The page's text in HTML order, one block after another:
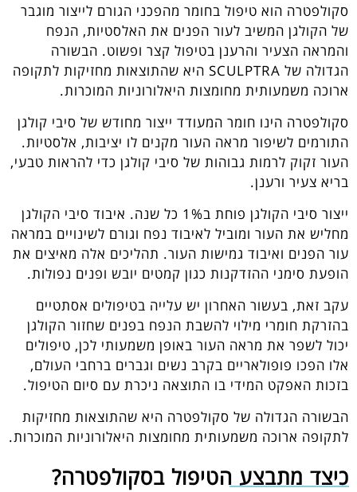
סקולפטרה הוא טיפול בחומר מהפכני הגורם לייצור מוגבר
של הקולגן המשיב לעור הפנים את האלסטיות, הנפח
והמראה הצעיר והרענן בטיפול קצר ופשוט. הבשורה
הגדולה של SCULPTRA היא שהתוצאות מחזיקות לתקופה
ארוכה משמעותית מחומצות היאלורוניות המוכרות.
סקולפטרה הינו חומר המעודד ייצור מחודש של סיבי קולגן
התורמים לשיפור מראה העור מקנים לו יציבות, אלסטיות.
העור זקוק לרמות גבוהות של סיבי קולגן כדי להראות טבעי,
בריא צעיר ורענן.
ייצור סיבי הקולגן פוחת ב1% כל שנה. איבוד סיבי הקולגן
מחליש את העור ומוביל לאיבוד נפח וגורם לשינויים במראה
עור הפנים ואיבוד גמישות העור. תהליכים אלה מאיצים את
הופעת סימני ההזדקנות כגון קמטים יובש ופנים נפולות.
עקב זאת, בעשור האחרון יש עלייה בטיפולים אסתטיים
בהזרקת חומרי מילוי להשבת הנפח בפנים שחזור הקולגן
יכול לשפר את מראה העור באופן משמעותי לכן, טיפולים
אלו הפכו פופולאריים בקרב נשים וגברים ברחבי העולם,
בזכות האפקט המידי בו התוצאה ניכרת עם סיום הטיפול.
הבשורה הגדולה של סקולפטרה היא שהתוצאות מחזיקות
לתקופה ארוכה משמעותית מחומצות היאלורוניות המוכרות.
כיצד מתבצע הטיפול בסקולפטרה?